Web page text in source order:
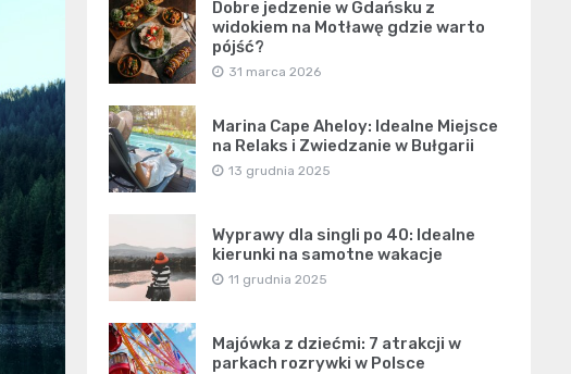
Dobre jedzenie w Gdańsku z
widokiem na Motławę gdzie warto
pójść?
31 marca 2026
Marina Cape Aheloy: Idealne Miejsce
na Relaks i Zwiedzanie w Bułgarii
13 grudnia 2025
Wyprawy dla singli po 40: Idealne
kierunki na samotne wakacje
11 grudnia 2025
Majówka z dziećmi: 7 atrakcji w
parkach rozrywki w Polsce